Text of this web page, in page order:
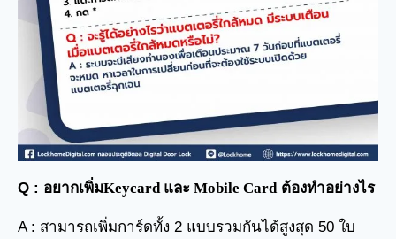
Q : อยากเพิ่มKeycard และ Mobile Card ต้องทำอย่างไร
A : สามารถเพิ่มการ์ดทั้ง 2 แบบรวมกันได้สูงสุด 50 ใบ